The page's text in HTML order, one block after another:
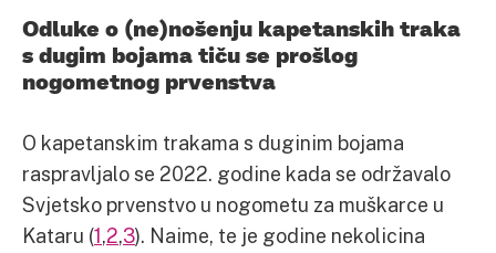
Odluke o (ne)nošenju kapetanskih traka
s dugim bojama tiču se prošlog
nogometnog prvenstva
O kapetanskim trakama s duginim bojama
raspravljalo se 2022. godine kada se održavalo
Svjetsko prvenstvo u nogometu za muškarce u
Kataru (1,2,3). Naime, te je godine nekolicina